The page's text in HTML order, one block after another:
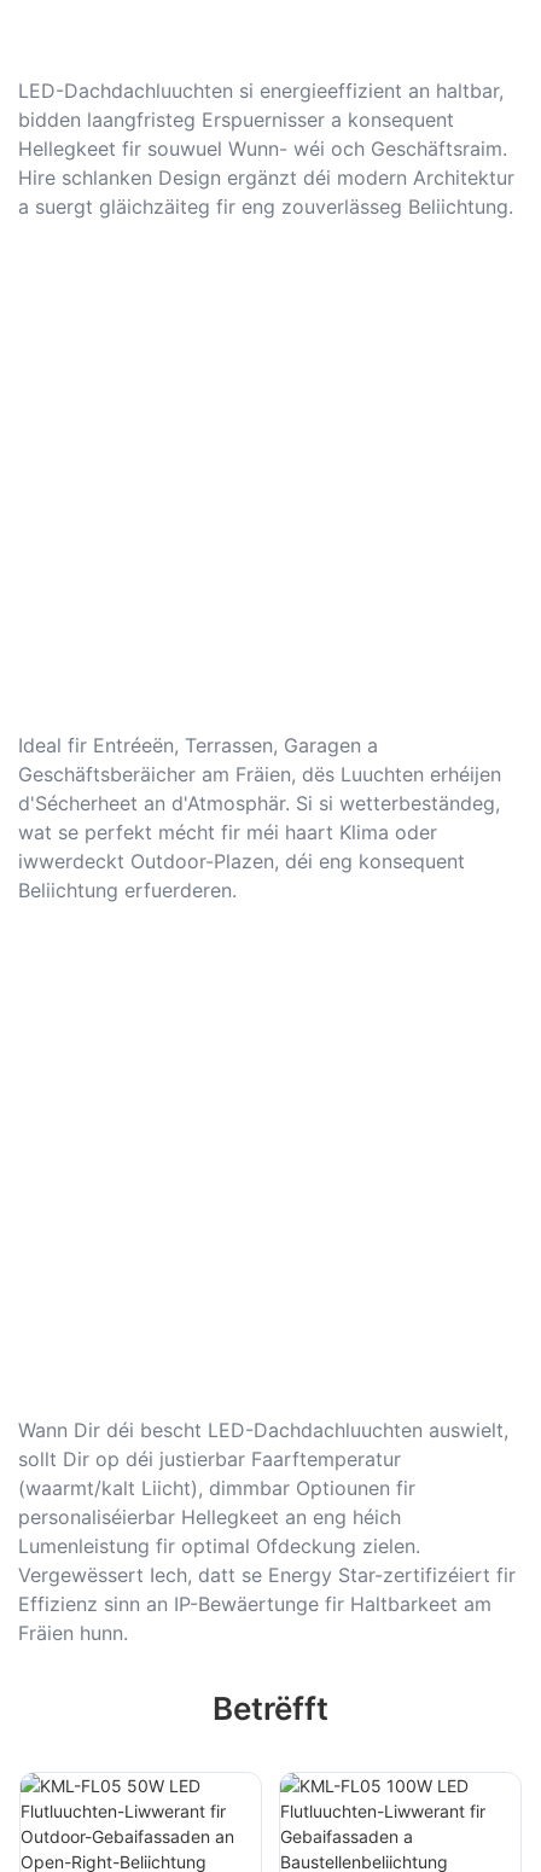
LED-Dachdachluuchten si energieeffizient an haltbar,
bidden laangfristeg Erspuernisser a konsequent
Hellegkeet fir souwuel Wunn- wéi och Geschäftsraim.
Hire schlanken Design ergänzt déi modern Architektur
a suergt gläichzäiteg fir eng zouverlässeg Beliichtung.
Ideal fir Entréeën, Terrassen, Garagen a
Geschäftsberäicher am Fräien, dës Luuchten erhéijen
d'Sécherheet an d'Atmosphär. Si si wetterbeständeg,
wat se perfekt mécht fir méi haart Klima oder
iwwerdeckt Outdoor-Plazen, déi eng konsequent
Beliichtung erfuerderen.
Wann Dir déi bescht LED-Dachdachluuchten auswielt,
sollt Dir op déi justierbar Faarftemperatur
(waarmt/kalt Liicht), dimmbar Optiounen fir
personaliséierbar Hellegkeet an eng héich
Lumenleistung fir optimal Ofdeckung zielen.
Vergewëssert Iech, datt se Energy Star-zertifizéiert fir
Effizienz sinn an IP-Bewäertunge fir Haltbarkeet am
Fräien hunn.
Betrëfft